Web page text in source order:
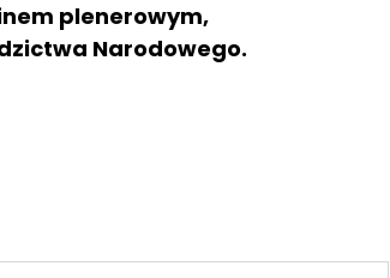
plenerowym,
Narodowego.